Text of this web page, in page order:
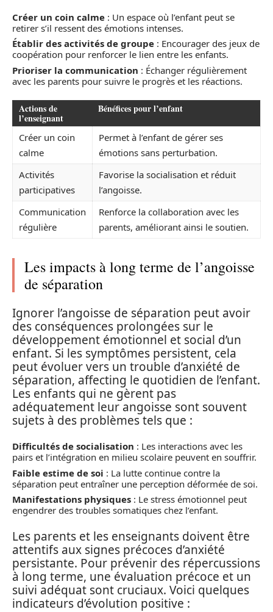
Créer un coin calme : Un espace où l’enfant peut se
retirer s’il ressent des émotions intenses.
Établir des activités de groupe : Encourager des jeux de
coopération pour renforcer le lien entre les enfants.
Prioriser la communication : Échanger régulièrement
avec les parents pour suivre le progrès et les réactions.
Actions de
l’enseignant
Bénéfices pour l’enfant
Créer un coin
calme
Permet à l’enfant de gérer ses
émotions sans perturbation.
Activités
participatives
Favorise la socialisation et réduit
l’angoisse.
Communication
régulière
Renforce la collaboration avec les
parents, améliorant ainsi le soutien.
Les impacts à long terme de l’angoisse
de séparation
Ignorer l’angoisse de séparation peut avoir
des conséquences prolongées sur le
développement émotionnel et social d’un
enfant. Si les symptômes persistent, cela
peut évoluer vers un trouble d’anxiété de
séparation, affecting le quotidien de l’enfant.
Les enfants qui ne gèrent pas
adéquatement leur angoisse sont souvent
sujets à des problèmes tels que :
Difficultés de socialisation : Les interactions avec les
pairs et l’intégration en milieu scolaire peuvent en souffrir.
Faible estime de soi : La lutte continue contre la
séparation peut entraîner une perception déformée de soi.
Manifestations physiques : Le stress émotionnel peut
engendrer des troubles somatiques chez l’enfant.
Les parents et les enseignants doivent être
attentifs aux signes précoces d’anxiété
persistante. Pour prévenir des répercussions
à long terme, une évaluation précoce et un
suivi adéquat sont cruciaux. Voici quelques
indicateurs d’évolution positive :